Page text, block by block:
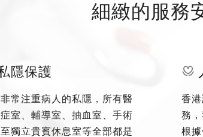
細緻的服務
隱保護
常注重病人的私隱，所有醫
室、輔導室、抽血室、手術
獨立貴賓休息室等全部都是
香
務
根